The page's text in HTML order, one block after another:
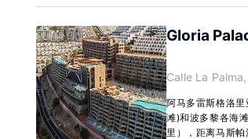
Gloria
Calle La
阿马多雷斯格洛
滩)和波多黎各海
里），距离马斯